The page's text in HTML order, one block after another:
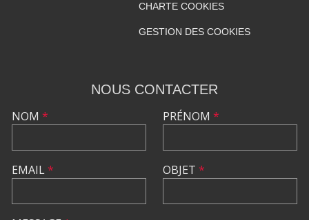
CHARTE COOKIES
GESTION DES COOKIES
NOUS CONTACTER
NOM *
EMAIL*
PRÉNOM *
OBJET *